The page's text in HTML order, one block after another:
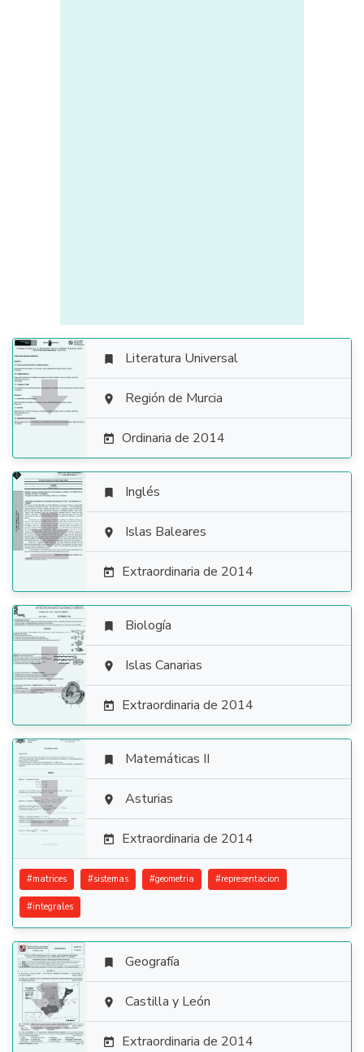

 Literatura Universal
 Región de Murcia
 Ordinaria de 2014

 Inglés
 Islas Baleares
 Extraordinaria de 2014

 Biología
 Islas Canarias
 Extraordinaria de 2014

 Matemáticas II
 Asturias
 Extraordinaria de 2014
#matrices #sistemas #geometria #representacion
#integrales

 Geografía
 Castilla y León
 Extraordinaria de 2014